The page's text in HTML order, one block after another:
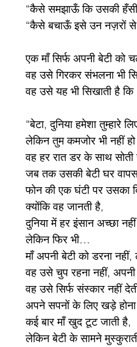
“कैसे समझाऊँ कि उसकी
“कैसे बचाऊँ इसे उन नज़रों
एक माँ सिर्फ अपनी बेटी को
वह उसे गिरकर संभलना भी
वह उसे यह भी सिखाती है कि
“बेटा, दुनिया हमेशा तुम्हारे
लेकिन तुम कमजोर भी नहीं
वह हर रात डर के साथ सोती
जब तक उसकी बेटी घर
फोन की एक घंटी पर उसका
क्योंकि वह जानती है,
दुनिया में हर इंसान अच्छा नहीं
लेकिन फिर भी…
माँ अपनी बेटी को डरना
वह उसे चुप रहना नहीं,
वह उसे सिर्फ संस्कार नहीं
अपने सपनों के लिए खड़े होना
कई बार माँ खुद टूट जाती है,
लेकिन बेटी के सामने